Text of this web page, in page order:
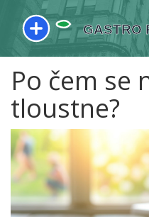
Po čem se
tloustne?